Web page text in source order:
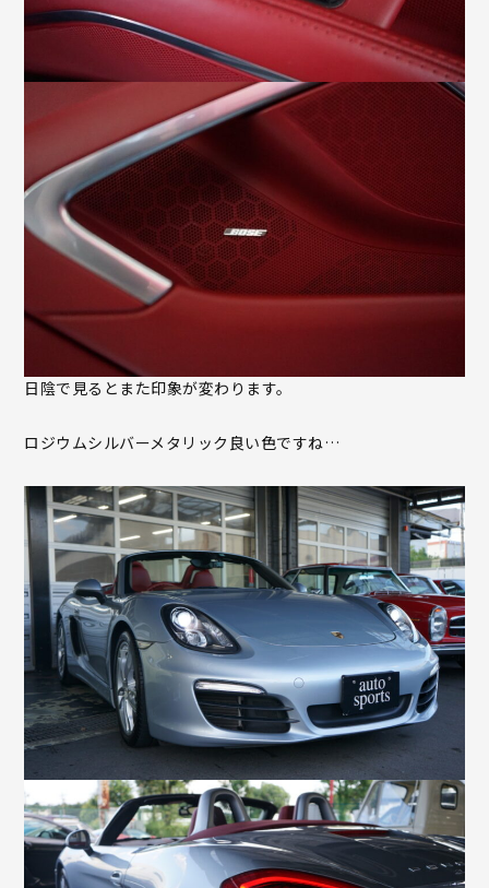
日陰で見るとまた印象が変わります。
ロジウムシルバーメタリック良い色ですね…